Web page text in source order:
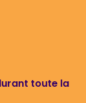
toute la